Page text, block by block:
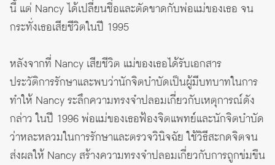
นี้ แต่ Nancy ได้เปลี่ยนชื่อและตัดขาดกับพ่อแม่ของเธอ จน
กระทั่งเธอเสียชีวิตในปี 1995
หลังจากที่ Nancy เสียชีวิต แม่ของเธอได้รับเอกสาร
ประวัติการรักษาและพบว่านักจิตบำบัดเป็นผู้มีบทบาทในการ
ทำให้ Nancy ระลึกความทรงจำปลอมเกี่ยวกับเหตุการณ์ดัง
กล่าว ในปี 1996 พ่อแม่ของเธอฟ้องจิตแพทย์และนักจิตบำบัด
ว่าหละหลวมในการรักษาและตรวจวินิจฉัย ใช้วิธีสะกดจิตจน
ส่งผลให้ Nancy สร้างความทรงจำปลอมเกี่ยวกับการถูกข่มขืน